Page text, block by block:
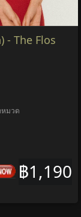
- The Flos
มวด
฿1,190